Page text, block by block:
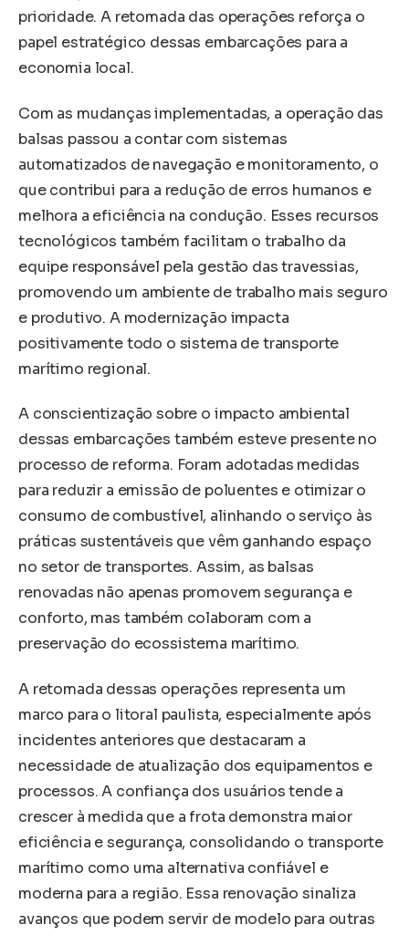
prioridade. A retomada das operações reforça o
papel estratégico dessas embarcações para a
economia local.
Com as mudanças implementadas, a operação das
balsas passou a contar com sistemas
automatizados de navegação e monitoramento, o
que contribui para a redução de erros humanos e
melhora a eficiência na condução. Esses recursos
tecnológicos também facilitam o trabalho da
equipe responsável pela gestão das travessias,
promovendo um ambiente de trabalho mais seguro
e produtivo. A modernização impacta
positivamente todo o sistema de transporte
marítimo regional.
A conscientização sobre o impacto ambiental
dessas embarcações também esteve presente no
processo de reforma. Foram adotadas medidas
para reduzir a emissão de poluentes e otimizar o
consumo de combustível, alinhando o serviço às
práticas sustentáveis que vêm ganhando espaço
no setor de transportes. Assim, as balsas
renovadas não apenas promovem segurança e
conforto, mas também colaboram com a
preservação do ecossistema marítimo.
A retomada dessas operações representa um
marco para o litoral paulista, especialmente após
incidentes anteriores que destacaram a
necessidade de atualização dos equipamentos e
processos. A confiança dos usuários tende a
crescer à medida que a frota demonstra maior
eficiência e segurança, consolidando o transporte
marítimo como uma alternativa confiável e
moderna para a região. Essa renovação sinaliza
avanços que podem servir de modelo para outras